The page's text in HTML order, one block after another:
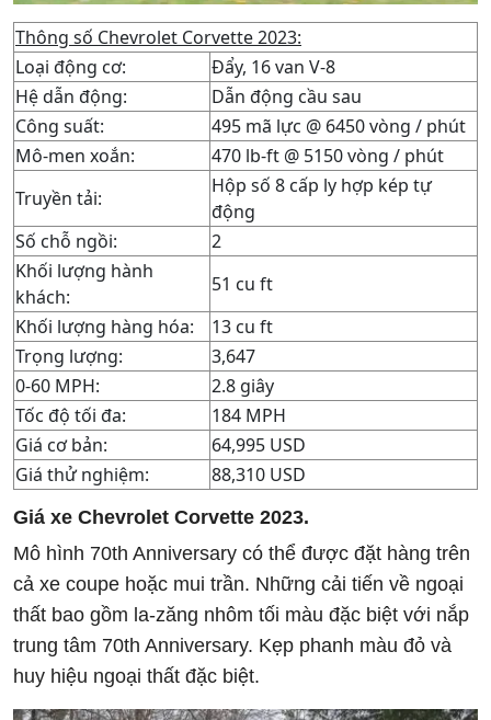
Thông số Chevrolet Corvette 2023:
Loại động cơ:
Đẩy, 16 van V-8
Hệ dẫn động:
Dẫn động cầu sau
Công suất:
495 mã lực @ 6450 vòng / phút
Mô-men xoắn:
470 lb-ft @ 5150 vòng / phút
Truyền tải:
Hộp số 8 cấp ly hợp kép tự
động
Số chỗ ngồi:
2
Khối lượng hành
khách:
51 cu ft
Khối lượng hàng hóa:
13 cu ft
Trọng lượng:
3,647
0-60 MPH:
2.8 giây
Tốc độ tối đa:
184 MPH
Giá cơ bản:
64,995 USD
Giá thử nghiệm:
88,310 USD
Giá xe Chevrolet Corvette 2023.
Mô hình 70th Anniversary có thể được đặt hàng trên
cả xe coupe hoặc mui trần. Những cải tiến về ngoại
thất bao gồm la-zăng nhôm tối màu đặc biệt với nắp
trung tâm 70th Anniversary. Kẹp phanh màu đỏ và
huy hiệu ngoại thất đặc biệt.